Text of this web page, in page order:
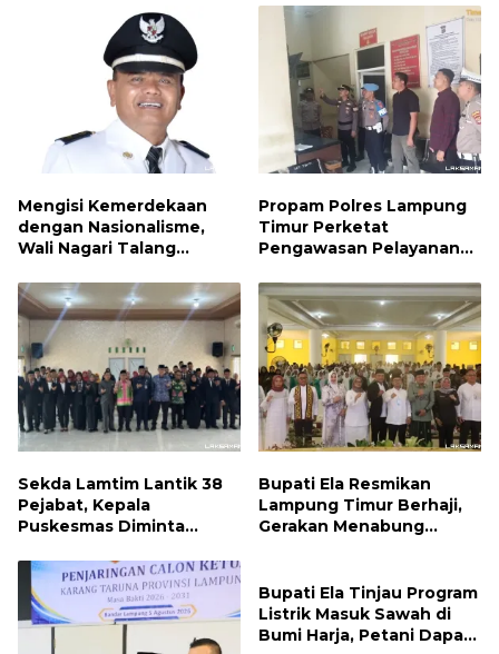
Mengisi Kemerdekaan
dengan Nasionalisme,
Wali Nagari Talang
Bendera Merah Putih
Sepanjang Agustus
Propam Polres Lampung
Timur Perketat
Pengawasan Pelayanan
Profesional dan Bebas
Penyimpangan
Sekda Lamtim Lantik 38
Pejabat, Kepala
Puskesmas Diminta
Hadir di Tengah
Masyarakat
Bupati Ela Resmikan
Lampung Timur Berhaji,
Gerakan Menabung
Bupati Ela Tinjau Program
Listrik Masuk Sawah di
Bumi Harja, Petani Dapat